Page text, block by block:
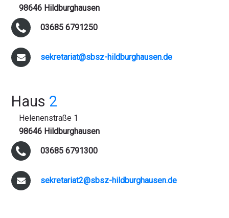
98646 Hildburghausen
03685 6791250
sekretariat@sbsz-hildburghausen.de
Haus 2
Helenenstraße 1
98646 Hildburghausen
03685 6791300
sekretariat2@sbsz-hildburghausen.de